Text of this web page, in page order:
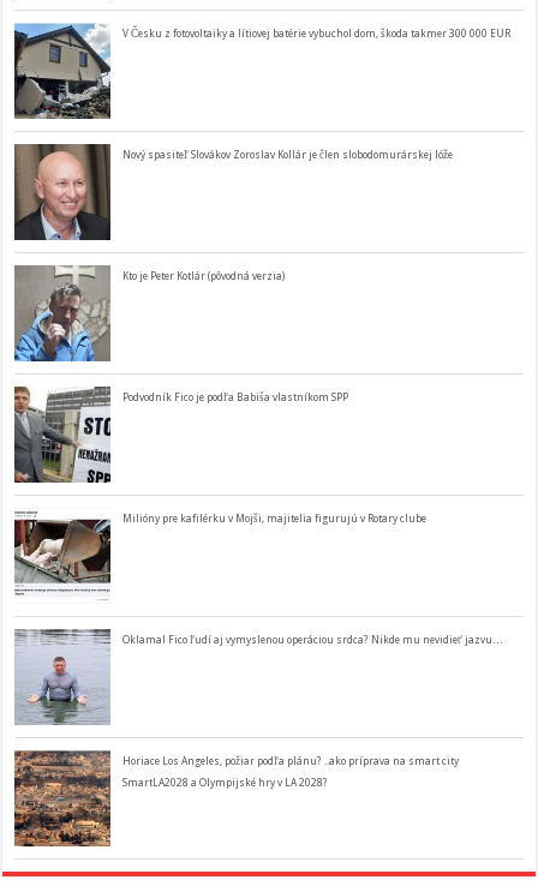
V Česku z fotovoltaiky a lítiovej batérie vybuchol dom, škoda takmer 300 000 EUR
Nový spasiteľ Slovákov Zoroslav Kollár je člen slobodomurárskej lóže
Kto je Peter Kotlár (pôvodná verzia)
Podvodník Fico je podľa Babiša vlastníkom SPP
Milióny pre kafilérku v Mojši, majitelia figurujú v Rotary clube
Oklamal Fico ľudí aj vymyslenou operáciou srdca? Nikde mu nevidieť jazvu…
Horiace Los Angeles, požiar podľa plánu? ..ako príprava na smart city
SmartLA2028 a Olympijské hry v LA 2028?